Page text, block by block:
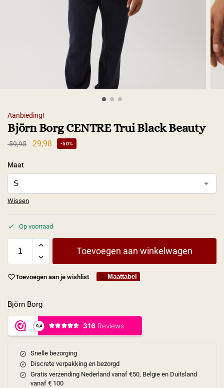
Aanbieding!
Björn Borg CENTRE Trui Black Beauty
59,95 29,98 -50%
Maat
Wissen
Op voorraad
Toevoegen aan winkelwagen
Toevoegen aan je wishlist Maattabel
Björn Borg
Snelle bezorging
Discrete verpakking en bezorgd
Gratis verzending Nederland vanaf €50, Belgie en Duitsland
vanaf € 100